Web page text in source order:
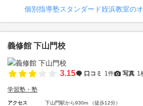
個別指導塾スタンダード姪浜教室の
義修館 下山門校
3.15 口コミ 1件 写真 1
学習塾・塾
アクセス 下山門駅から930m （徒歩12分）